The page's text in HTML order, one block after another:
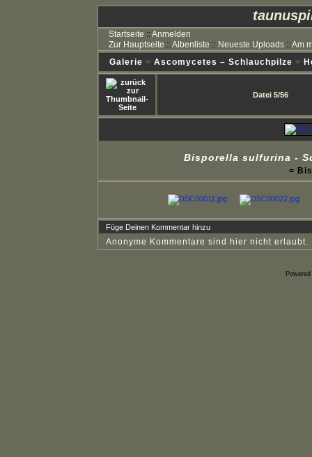
Startseite ::Anmelden
Zur Hauptseite ::Albenliste :: Neueste Uploads ::Am
Galerie > Ascomycetes – Schlauchpilze >
Datei 5/56
Bisporella sulfurina -
=
Füge Deinen Kommentar hinzu
Anonyme Kommentare sind hier nicht erlaubt.